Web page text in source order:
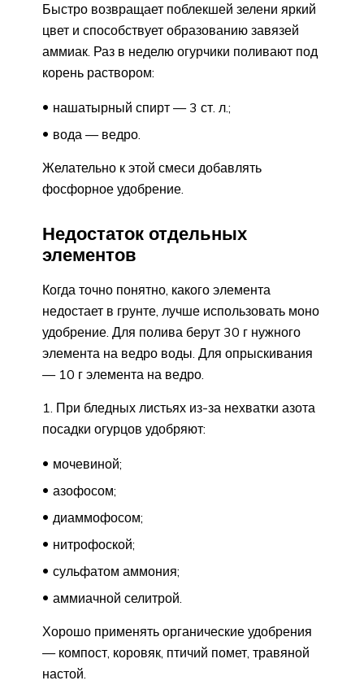
Быстро возвращает поблекшей зелени яркий
цвет и способствует образованию завязей
аммиак. Раз в неделю огурчики поливают под
корень раствором:
нашатырный спирт — 3 ст. л.;
вода — ведро.
Желательно к этой смеси добавлять
фосфорное удобрение.
Недостаток отдельных
элементов
Когда точно понятно, какого элемента
недостает в грунте, лучше использовать моно
удобрение. Для полива берут 30 г нужного
элемента на ведро воды. Для опрыскивания
— 10 г элемента на ведро.
1. При бледных листьях из-за нехватки азота
посадки огурцов удобряют:
мочевиной;
азофосом;
диаммофосом;
нитрофоской;
сульфатом аммония;
аммиачной селитрой.
Хорошо применять органические удобрения
— компост, коровяк, птичий помет, травяной
настой.